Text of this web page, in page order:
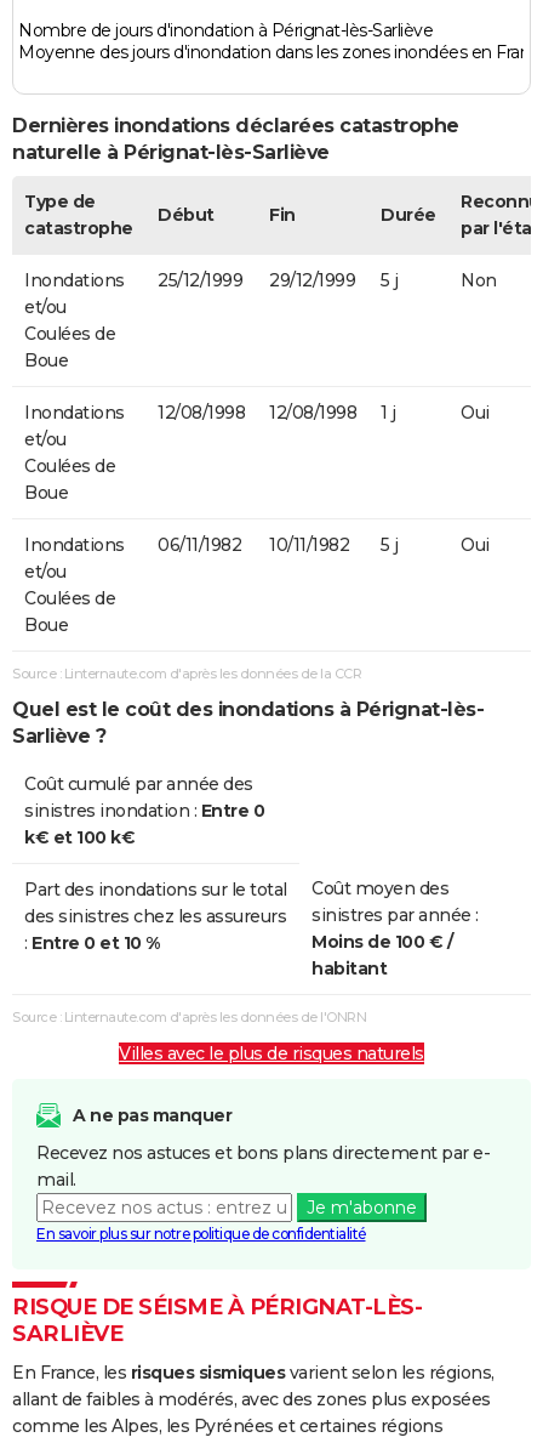
Nombre de jours d'inondation à Pérignat-lès-Sarliève
Moyenne des jours d'inondation dans les zones inondées en
Dernières inondations déclarées catastrophe
naturelle à Pérignat-lès-Sarliève
Type de
catastrophe
Début Fin Durée
par l'état
Inondations
et/ou
Coulées de
Boue
25/12/1999 29/12/1999 5 j Non
Inondations
et/ou
Coulées de
Boue
12/08/1998 12/08/1998 1 j Oui
Inondations
et/ou
Coulées de
Boue
06/11/1982 10/11/1982 5 j Oui
Source : Linternaute.com d'après les données de la CCR
Quel est le coût des inondations à Pérignat-lès-
Sarliève ?
Coût cumulé par année des
sinistres inondation : Entre 0
k€ et 100 k€
Part des inondations sur le total
des sinistres chez les assureurs
: Entre 0 et 10 %
Coût moyen des
sinistres par année :
Moins de 100 € /
habitant
Source : Linternaute.com d'après les données de l'ONRN
Villes avec le plus de risques naturels
A ne pas manquer
Recevez nos astuces et bons plans directement par e-
mail.
Je m'abonne
En savoir plus sur notre politique de confidentialité
RISQUE DE SÉISME À PÉRIGNAT-LÈS-
SARLIÈVE
En France, les risques sismiquesvarient selon les régions,
allant de faibles à modérés, avec des zones plus exposées
comme les Alpes, les Pyrénées et certaines régions